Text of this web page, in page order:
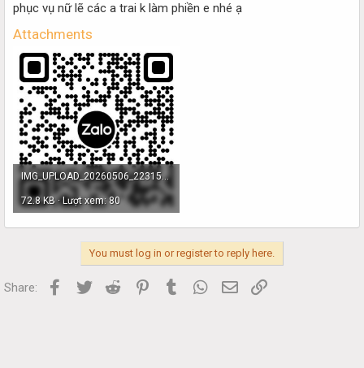
phục vụ nữ lẽ các a trai k làm phiền e nhé ạ
Attachments
IMG_UPLOAD_20260506_223152.jpg
72.8 KB · Lượt xem: 80
You must log in or register to reply here.
Share: Facebook
Twitter Reddit PinterestTumblr WhatsApp
Email